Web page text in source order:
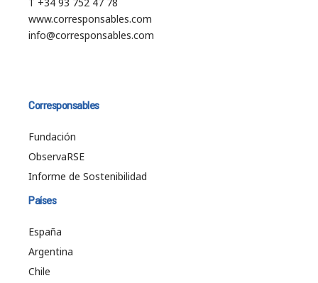
www.corresponsables.com
info@corresponsables.com
Corresponsables
Fundación
ObservaRSE
Informe de Sostenibilidad
Países
España
Argentina
Chile